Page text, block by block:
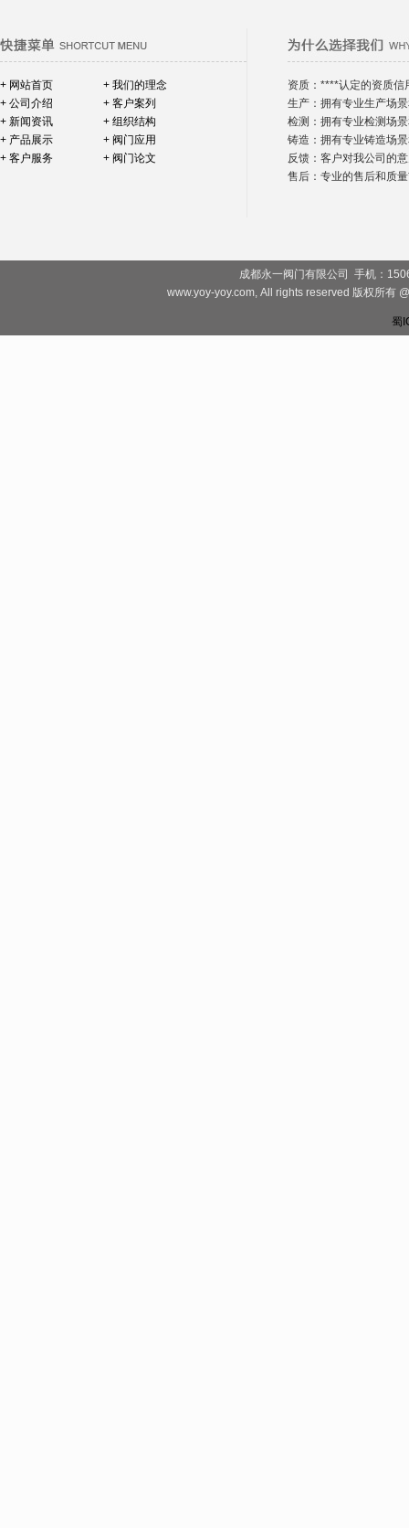
+ 网站首页
+ 我们的理念
+ 公司介绍
+ 客户案列
+ 新闻资讯
+ 组织结构
+ 产品展示
+ 阀门应用
+ 客户服务
+ 阀门论文
资质：****认定的资质信
生产：拥有专业生产场
检测：拥有专业检测场
铸造：拥有专业铸造场
反馈：客户对我公司的
售后：专业的售后和质
成都永一阀门有限公司 手机：
www.yoy-yoy.com, All rights reserved 版权所有
蜀